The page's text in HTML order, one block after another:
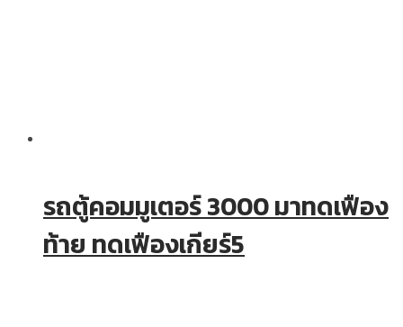
รถตู้คอมมูเตอร์ 3000 มาทดเฟือง
ท้าย ทดเฟืองเกียร์5